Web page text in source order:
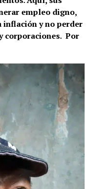
empleo digno,
inflación y no perder
corporaciones. Por